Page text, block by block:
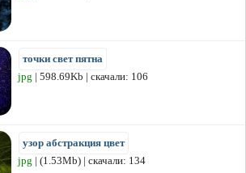
точки свет пятна
jpg | 598.69Kb | скачали: 106
узор абстракция цвет
jpg | (1.53Mb) | скачали: 134